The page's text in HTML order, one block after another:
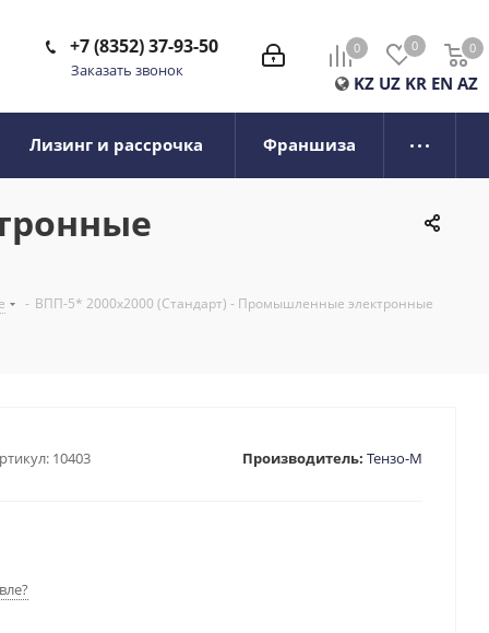
0 0 0
0
KZ UZ KR EN AZ
+7 (8352) 37-93-50
Заказать звонок
Лизинг и рассрочка Франшиза
- ВПП-5* 2000х2000 (Стандарт) - Промышленные электронные
10403 Производитель: Тензо-М